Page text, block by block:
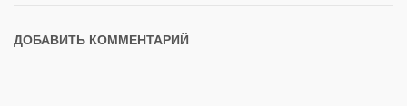
ДОБАВИТЬ КОММЕНТАРИЙ